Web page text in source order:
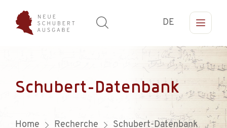
DE
Schubert-Datenbank
Home Recherche Schubert-Datenbank